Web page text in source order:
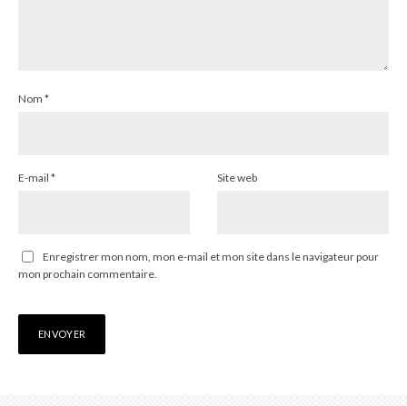
Nom *
E-mail * Site web
Enregistrer mon nom, mon e-mail et mon site dans le navigateur pour
mon prochain commentaire.